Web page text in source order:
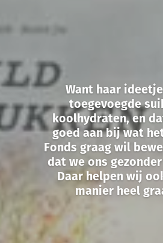
Want haar
toegevoegde
koolhydraten, en
goed aan bij wat
Fonds graag wil
dat we ons
Daar helpen wij
manier heel